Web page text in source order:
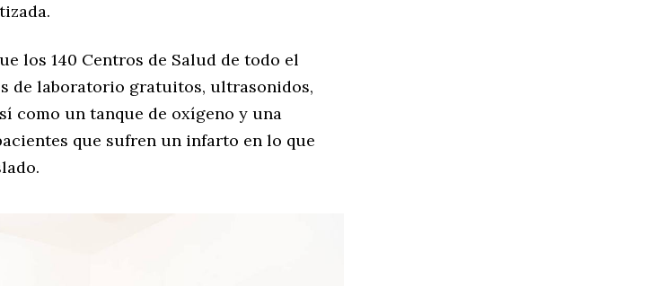
los 140 Centros de Salud de todo el
de laboratorio gratuitos, ultrasonidos,
como un tanque de oxígeno y una
que sufren un infarto en lo que